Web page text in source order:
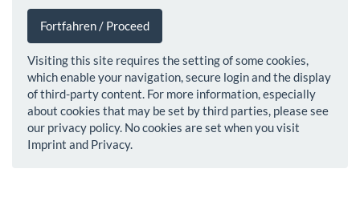
Fortfahren / Proceed
Visiting this site requires the setting of some cookies,
which enable your navigation, secure login and the display
of third-party content. For more information, especially
about cookies that may be set by third parties, please see
our privacy policy. No cookies are set when you visit
Imprint and Privacy.